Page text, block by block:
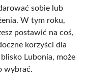
sobie lub
W tym roku,
postawić na coś,
korzyści dla
Lubonia, może
wybrać.